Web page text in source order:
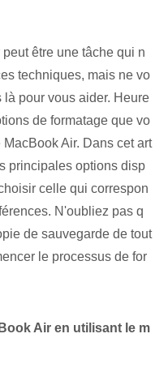
être une tâche qui n
techniques, mais ne vo
pour vous aider. Heure
de formatage que vo
Air. Dans cet art
principales options disp
celle qui correspon
N'oubliez pas q
de sauvegarde de tout
le processus de for
Air en utilisant le m